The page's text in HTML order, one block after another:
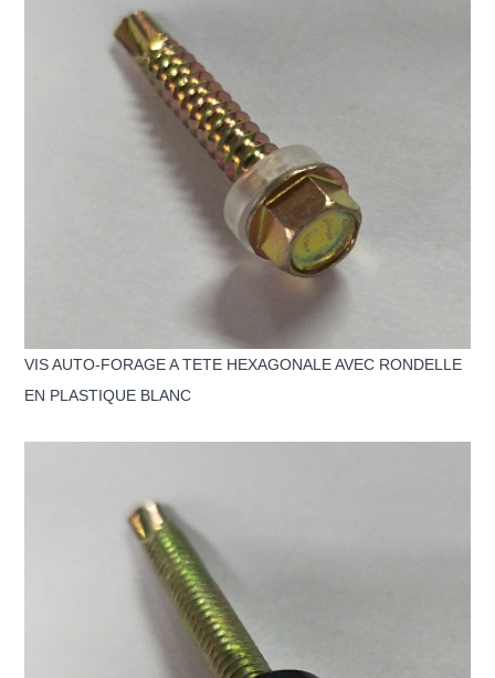
VIS AUTO-FORAGE A TETE HEXAGONALE AVEC RONDELLE
EN PLASTIQUE BLANC